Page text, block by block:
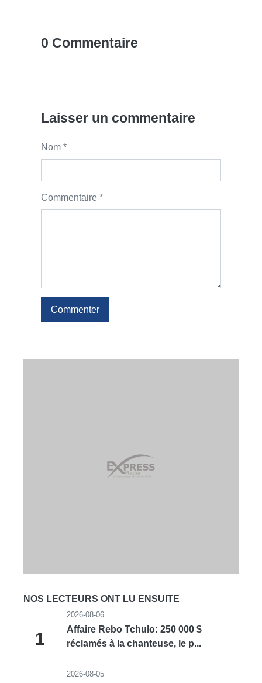
0 Commentaire
Laisser un commentaire
Nom *
Commentaire *
Commenter
NOS LECTEURS ONT LU ENSUITE
1
2026-08-06
Affaire Rebo Tchulo: 250 000 $
réclamés à la chanteuse, le p...
2026-08-05